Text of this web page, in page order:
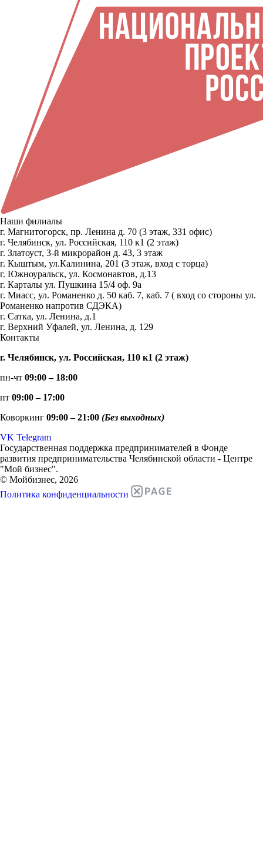
Наши филиалы
г. Магнитогорск, пр. Ленина д. 70 (3 этаж, 331 офис)
г. Челябинск, ул. Российская, 110 к1 (2 этаж)
г. Златоуст, 3-й микрорайон д. 43, 3 этаж
г. Кыштым, ул.Калинина, 201 (3 этаж, вход с торца)
г. Южноуральск, ул. Космонавтов, д.13
г. Карталы ул. Пушкина 15/4 оф. 9а
г. Миасс, ул. Романенко д. 50 каб. 7, каб. 7 ( вход со стороны ул.
Романенко напротив СДЭКА)
г. Сатка, ул. Ленина, д.1
г. Верхний Уфалей, ул. Ленина, д. 129
Контакты
г. Челябинск, ул. Российская, 110 к1 (2 этаж)
пн-чт 09:00 – 18:00
пт 09:00 – 17:00
Коворкинг 09:00 – 21:00 (Без выходных)
VK Telegram
Государственная поддержка предпринимателей в Фонде
развития предпринимательства Челябинской области - Центре
"Мой бизнес".
© Мойбизнес, 2026
Политика конфиденциальности